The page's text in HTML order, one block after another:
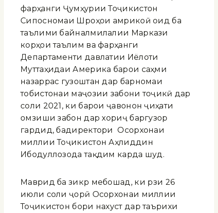
фарҳанги Ҷумҳурии Тоҷикистон
Сипосномаи Шӯроҳои амрикоӣ оид ба
таълими байналмилалии Маркази
корҳои таълим ва фарҳанги
Департаменти давлатии Иёлоти
Муттаҳидаи Америка барои саҳми
назаррас гузоштан дар барномаи
тобистонаи маҷозии забони тоҷикӣ дар
соли 2021, ки барои ҷавонон ҷиҳати
омӯзиши забон дар хориҷ баргузор
гардид, бадиректори Осорхонаи
миллии Тоҷикистон Аҳлиддин
Ибодуллозода тақдим карда шуд.
Маврид ба зикр мебошад, ки рӯзи 26
июли соли ҷорӣ Осорхонаи миллии
Тоҷикистон бори нахуст дар таърихи